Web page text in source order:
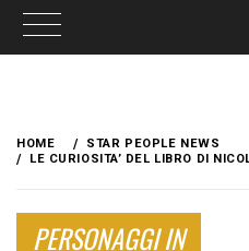
content
HOME
STAR PEOPLE NEWS
LE CURIOSITA’ DEL LIBRO DI
PERSONAGGI IN